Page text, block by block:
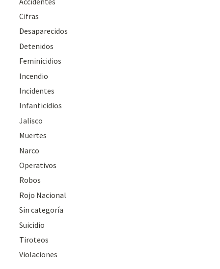
Cifras
Desaparecidos
Detenidos
Feminicidios
Incendio
Incidentes
Infanticidios
Jalisco
Muertes
Narco
Operativos
Robos
Rojo Nacional
Sin categoría
Suicidio
Tiroteos
Violaciones